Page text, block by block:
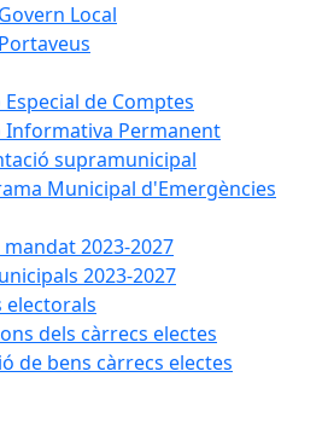
Local
de Comptes
Informativa Permanent
supramunicipal
Municipal d'Emergències
2023-2027
2023-2027
electorals
dels càrrecs electes
de bens càrrecs electes